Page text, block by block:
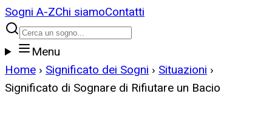
Sogni A-ZChi siamoContatti
Menu
Home › Significato dei Sogni › Situazioni ›
Significato di Sognare di Rifiutare un Bacio